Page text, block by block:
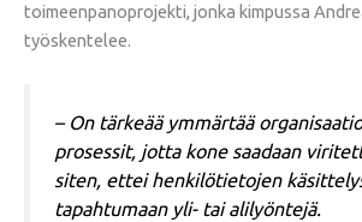
toimeenpanoprojekti, jonka kimpussa
työskentelee.
– On tärkeää ymmärtää
prosessit, jotta kone saadaan
siten, ettei henkilötietojen
tapahtumaan yli- tai alilyöntejä.